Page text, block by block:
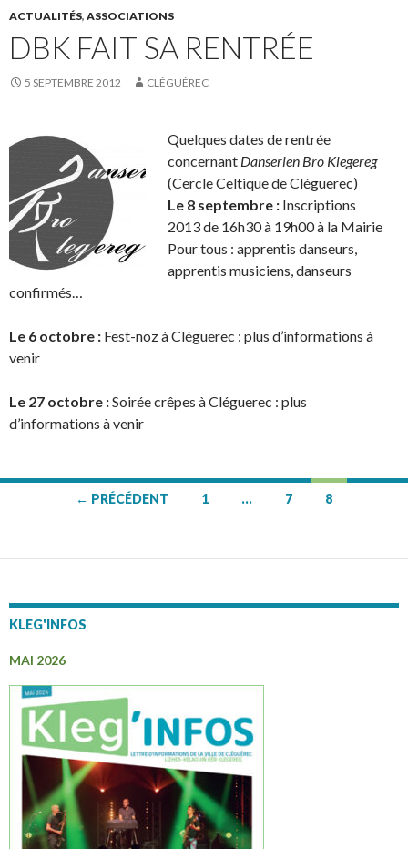
ACTUALITÉS, ASSOCIATIONS
DBK FAIT SA RENTRÉE
5 SEPTEMBRE 2012 CLÉGUÉREC
Quelques dates de rentrée
concernant Danserien Bro Klegereg
(Cercle Celtique de Cléguerec)
Le 8 septembre : Inscriptions
2013 de 16h30 à 19h00 à la Mairie
Pour tous : apprentis danseurs,
apprentis musiciens, danseurs
confirmés…
Le 6 octobre : Fest-noz à Cléguerec : plus d’informations à
venir
Le 27 octobre :Soirée crêpes à Cléguerec : plus
d’informations à venir
des
← PRÉCÉDENT 1 … 7 8
KLEG'INFOS
MAI 2026